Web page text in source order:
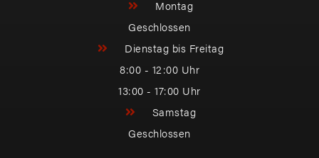
Montag
Geschlossen
Dienstag bis Freitag
8:00 - 12:00 Uhr
13:00 - 17:00 Uhr
Samstag
Geschlossen